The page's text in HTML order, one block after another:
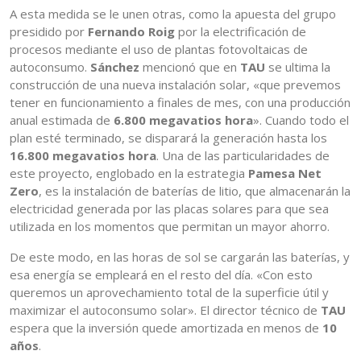
A esta medida se le unen otras, como la apuesta del grupo
presidido por Fernando Roig por la electrificación de
procesos mediante el uso de plantas fotovoltaicas de
autoconsumo. Sánchez mencionó que en TAU se ultima la
construcción de una nueva instalación solar, «que prevemos
tener en funcionamiento a finales de mes, con una producción
anual estimada de 6.800 megavatios hora». Cuando todo el
plan esté terminado, se disparará la generación hasta los
16.800 megavatios hora. Una de las particularidades de
este proyecto, englobado en la estrategia Pamesa Net
Zero, es la instalación de baterías de litio, que almacenarán la
electricidad generada por las placas solares para que sea
utilizada en los momentos que permitan un mayor ahorro.
De este modo, en las horas de sol se cargarán las baterías, y
esa energía se empleará en el resto del día. «Con esto
queremos un aprovechamiento total de la superficie útil y
maximizar el autoconsumo solar». El director técnico de TAU
espera que la inversión quede amortizada en menos de 10
años.